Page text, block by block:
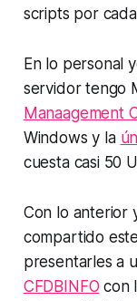
scripts por
En lo personal
servidor tengo
Manaagement
Windows y la
cuesta casi 50
Con lo anterior
compartido
presentarles a
CFDBINFO con